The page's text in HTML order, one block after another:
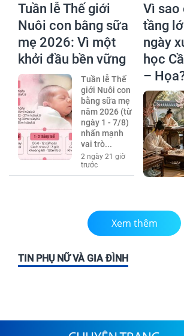
Tuần lễ Thế giới
Nuôi con bằng sữa
mẹ 2026: Vì một
khởi đầu bền vững
Tuần lễ Thế
giới Nuôi con
bằng sữa mẹ
năm 2026 (từ
ngày 1 - 7/8)
nhấn mạnh
vai trò...
2 ngày 21 giờ
trước
Vì sao
tầng
ngày
học
–
Xem thêm
TIN PHỤ NỮ VÀ GIA ĐÌNH